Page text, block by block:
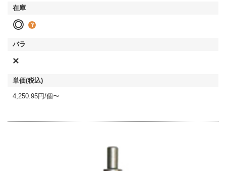
◎
×
4,250.95円/個〜